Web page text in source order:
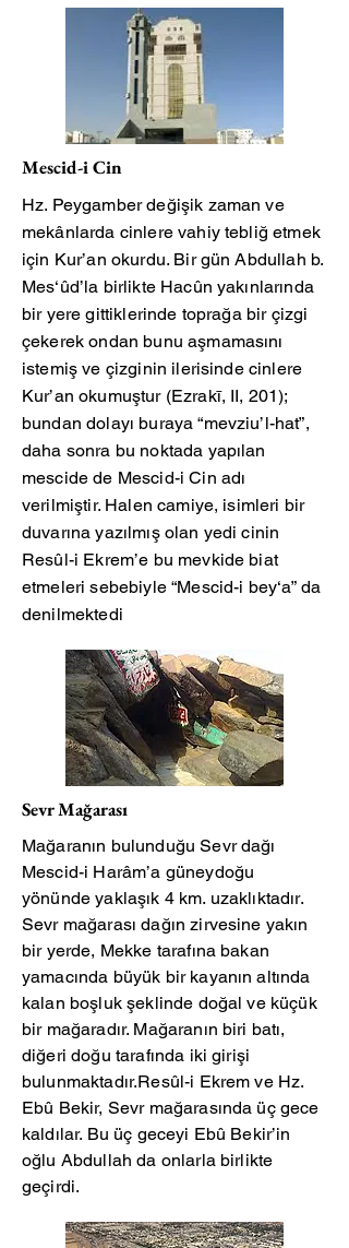
Mescid-i Cin
Hz. Peygamber değişik zaman ve
mekânlarda cinlere vahiy tebliğ etmek
için Kur’an okurdu. Bir gün Abdullah b.
Mes‘ûd’la birlikte Hacûn yakınlarında
bir yere gittiklerinde toprağa bir çizgi
çekerek ondan bunu aşmamasını
istemiş ve çizginin ilerisinde cinlere
Kur’an okumuştur (Ezrakī, II, 201);
bundan dolayı buraya “mevziu’l-hat”,
daha sonra bu noktada yapılan
mescide de Mescid-i Cin adı
verilmiştir. Halen camiye, isimleri bir
duvarına yazılmış olan yedi cinin
Resûl-i Ekrem’e bu mevkide biat
etmeleri sebebiyle “Mescid-i bey‘a” da
denilmektedi
Sevr Mağarası
Mağaranın bulunduğu Sevr dağı
Mescid-i Harâm’a güneydoğu
yönünde yaklaşık 4 km. uzaklıktadır.
Sevr mağarası dağın zirvesine yakın
bir yerde, Mekke tarafına bakan
yamacında büyük bir kayanın altında
kalan boşluk şeklinde doğal ve küçük
bir mağaradır. Mağaranın biri batı,
diğeri doğu tarafında iki girişi
bulunmaktadır.Resûl-i Ekrem ve Hz.
Ebû Bekir, Sevr mağarasında üç gece
kaldılar. Bu üç geceyi Ebû Bekir’in
oğlu Abdullah da onlarla birlikte
geçirdi.